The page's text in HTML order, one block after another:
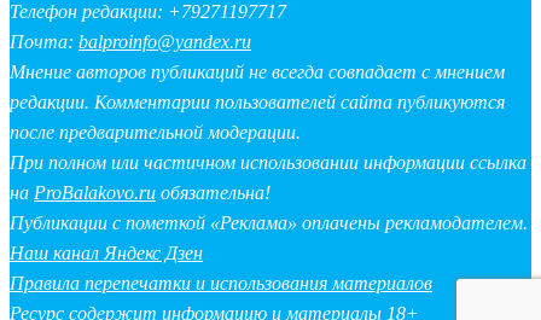
Телефон редакции: +79271197717
Почта: balproinfo@yandex.ru
Мнение авторов публикаций не всегда совпадает с мнением
редакции. Комментарии пользователей сайта публикуются
после предварительной модерации.
При полном или частичном использовании информации ссылка
на ProBalakovo.ru обязательна!
Публикации с пометкой «Реклама» оплачены рекламодателем.
Наш канал Яндекс Дзен
Правила перепечатки и использования материалов
Ресурс содержит информацию и материалы 18+